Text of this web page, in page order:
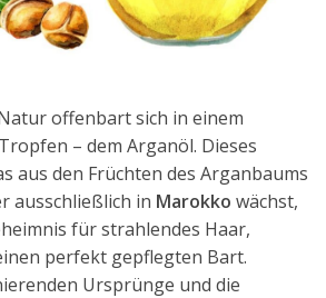
offenbart sich in einem
– dem Arganöl. Dieses
aus den Früchten des Arganbaums
ausschließlich in Marokko wächst,
für strahlendes Haar,
perfekt gepflegten Bart.
Ursprünge und die